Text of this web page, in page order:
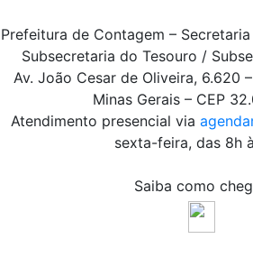
Prefeitura de Contagem –
Subsecretaria do Tesouro /
Av. João Cesar de Oliveira, 6.620
Minas Gerais – CEP
Atendimento presencial via
sexta-feira, das 8h
Saiba como